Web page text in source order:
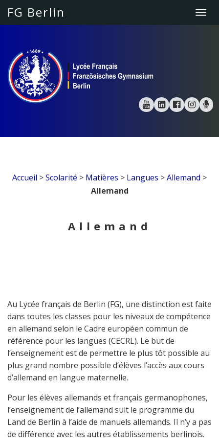
FG Berlin
Accueil >Scolarité > Matières > Langues >Allemand >
Allemand
Allemand
Au Lycée français de Berlin (FG), une distinction est faite
dans toutes les classes pour les niveaux de compétence
en allemand selon le Cadre européen commun de
référence pour les langues (CECRL). Le but de
l’enseignement est de permettre le plus tôt possible au
plus grand nombre possible d’élèves l’accès aux cours
d’allemand en langue maternelle.
Pour les élèves allemands et français germanophones,
l’enseignement de l’allemand suit le programme du
Land de Berlin à l’aide de manuels allemands. Il n’y a pas
de différence avec les autres établissements berlinois.